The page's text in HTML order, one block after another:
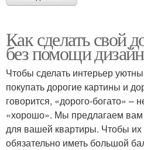
Как сделать свой
без помощи
Чтобы сделать интерьер
покупать дорогие картины и
говорится, «дорого-богато» –
«хорошо». Мы предлагаем
для вашей квартиры. Чтобы их
обязательно иметь большой